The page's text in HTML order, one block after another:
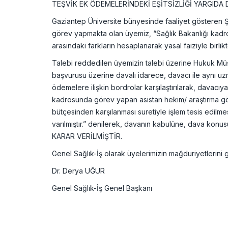
TEŞVİK EK ÖDEMELERİNDEKİ EŞİTSİZLİĞİ YARGIDA
Gaziantep Üniversite bünyesinde faaliyet gösteren
görev yapmakta olan üyemiz, “Sağlık Bakanlığı
arasındaki farkların hesaplanarak yasal faiziyle
Talebi reddedilen üyemizin talebi üzerine Hukuk
başvurusu üzerine davalı idarece, davacı ile aynı
ödemelere ilişkin bordrolar karşılaştırılarak,
kadrosunda görev yapan asistan hekim/ araştırma
bütçesinden karşılanması suretiyle işlem tesis
varılmıştır.” denilerek, davanın kabulüne, dava
KARAR VERİLMİŞTİR.
Genel Sağlık-İş olarak üyelerimizin
Dr. Derya UĞUR
Genel Sağlık-İş Genel Başkanı